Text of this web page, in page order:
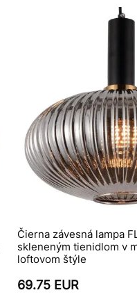
Čierna závesná lampa
skleneným tienidlom v
loftovom štýle
69.75 EUR